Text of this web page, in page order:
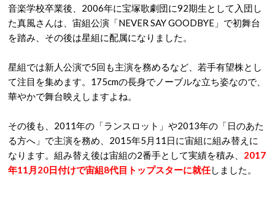
音楽学校卒業後、2006年に宝塚歌劇団に92期生として入団し
た真風さんは、宙組公演「NEVER SAY GOODBYE」で初舞台
を踏み、その後は星組に配属になりました。
星組では新人公演で5回も主演を務めるなど、若手有望株とし
て注目を集めます。175cmの長身でノーブルな立ち姿なので、
華やかで舞台映えしますよね。
その後も、2011年の「ランスロット」や2013年の「日のあた
る方へ」で主演を務め、2015年5月11日に宙組に組み替えに
なります。組み替え後は宙組の2番手として実績を積み、 2017
年11月20日付けで宙組8代目トップスターに就任しました。